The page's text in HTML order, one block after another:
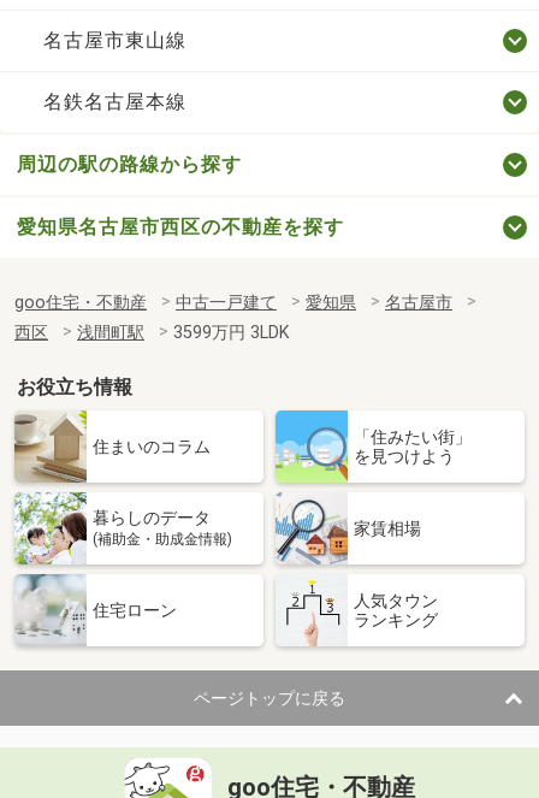
名古屋市東山線
名鉄名古屋本線
周辺の駅の路線から探す
愛知県名古屋市西区の不動産を探す
goo住宅・不動産 中古一戸建て 愛知県
名古屋市
西区
浅間町駅 3599万円 3LDK
お役立ち情報
住まいのコラム
「住みたい街」
を見つけよう
暮らしのデータ
(補助金・助成金情報)
家賃相場
住宅ローン
人気タウン
ランキング
ページトップに戻る
goo住宅・不動産